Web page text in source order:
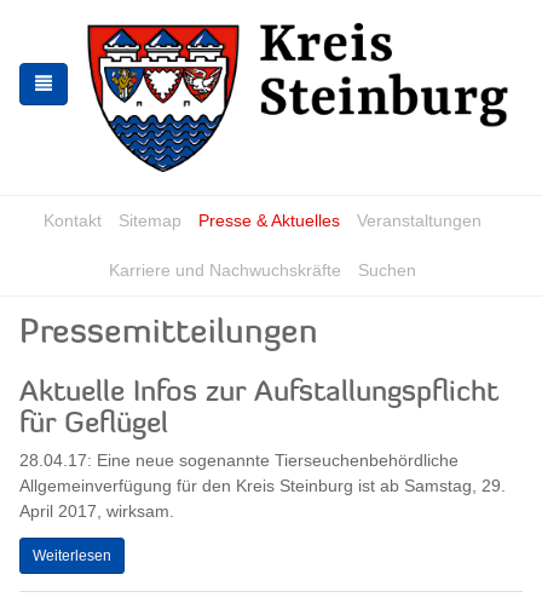
springen
springen
Kontakt Sitemap Presse & Aktuelles Veranstaltungen
Karriere und Nachwuchskräfte Suchen
Pressemitteilungen
Aktuelle Infos zur Aufstallungspflicht
für Geflügel
28.04.17: Eine neue sogenannte Tierseuchenbehördliche
Allgemeinverfügung für den Kreis Steinburg ist ab Samstag, 29.
April 2017, wirksam.
Weiterlesen